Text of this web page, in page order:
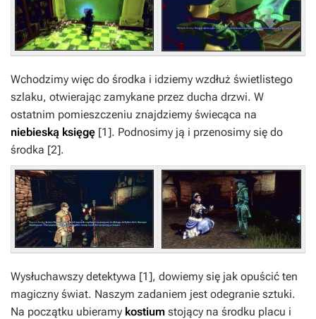
Wchodzimy więc do środka i idziemy wzdłuż świetlistego
szlaku, otwierając zamykane przez ducha drzwi. W
ostatnim pomieszczeniu znajdziemy świecąca na
niebieską księgę [1]. Podnosimy ją i przenosimy się do
środka [2].
Wysłuchawszy detektywa [1], dowiemy się jak opuścić ten
magiczny świat. Naszym zadaniem jest odegranie sztuki.
Na początku ubieramy kostium stojący na środku placu i